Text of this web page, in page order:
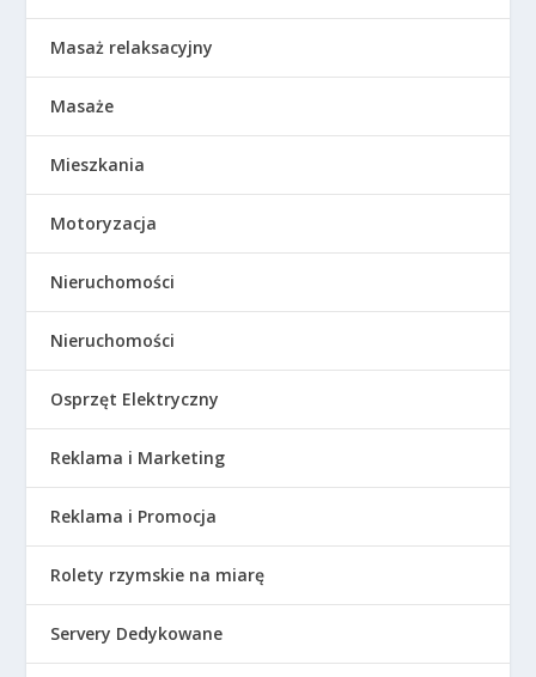
Masaż relaksacyjny
Masaże
Mieszkania
Motoryzacja
Nieruchomości
Nieruchomości
Osprzęt Elektryczny
Reklama i Marketing
Reklama i Promocja
Rolety rzymskie na miarę
Servery Dedykowane